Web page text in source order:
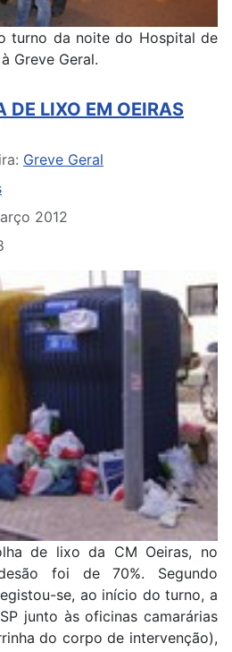
turno da noite do Hospital de
Greve Geral.
DE LIXO EM OEIRAS
Greve Geral
2012
de lixo da CM Oeiras, no
foi de 70%. Segundo
se, ao início do turno, a
junto às oficinas camarárias
do corpo de intervenção),